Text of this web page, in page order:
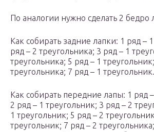
По аналогии нужно сделать 2 бедро
Как собирать задние лапки: 1 ряд –
ряд – 2 треугольника; 3 ряд – 1
треугольника; 5 ряд – 1
треугольника; 7 ряд – 1 треугольник.
Как собирать передние лапы: 1 ряд
2 ряд – 1 треугольник; 3 ряд – 2
1 треугольник; 5 ряд – 2
треугольник; 7 ряд – 2